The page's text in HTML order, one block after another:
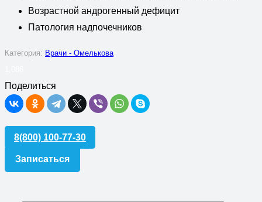
Возрастной андрогенный дефицит
Патология надпочечников
Категория: Врачи - Омелькова
Поделиться
8(800) 100-77-30
Записаться